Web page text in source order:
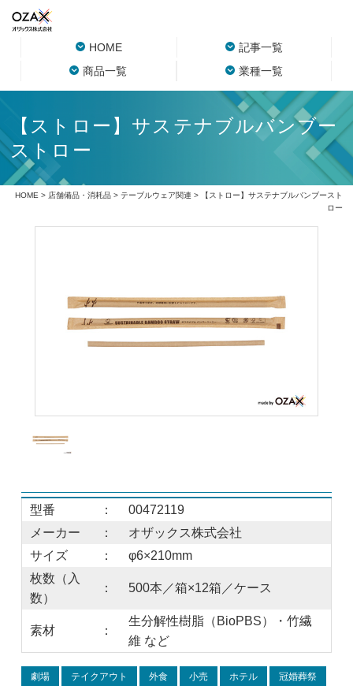
HOME
記事一覧
商品一覧
業種一覧
【ストロー】サステナブルバンブー
ストロー
HOME > 店舗備品・消耗品> テーブルウェア関連 > 【ストロー】サステナブルバンブースト
ロー
型番 ：
00472119
メーカー
：
オザックス株式会社
サイズ
：
φ6×210mm
枚数（入
数）
： 500本／箱×12箱／ケース
素材 ：
生分解性樹脂（BioPBS）・竹繊
維 など
劇場 テイクアウト 外食 小売 ホテル 冠婚葬祭